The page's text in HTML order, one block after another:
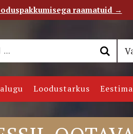
Loodustarkus
raamatuid →